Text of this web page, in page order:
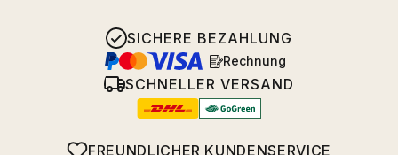
SICHERE BEZAHLUNG
Rechnung
SCHNELLER VERSAND
FREUNDLICHER KUNDENSERVICE